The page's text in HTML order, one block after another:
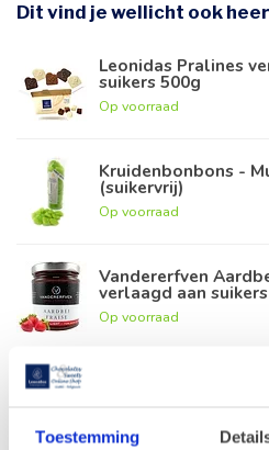
Toestemming
Dit vind je wellicht ook
Leonidas Pralines
suikers 500g
Op voorraad
Kruidenbonbons -
(suikervrij)
Op voorraad
Vandererfven
verlaagd aan
Op voorraad